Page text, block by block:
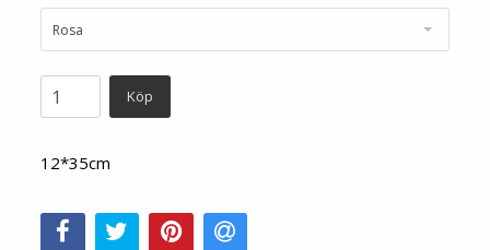
Rosa
Köp
12*35cm